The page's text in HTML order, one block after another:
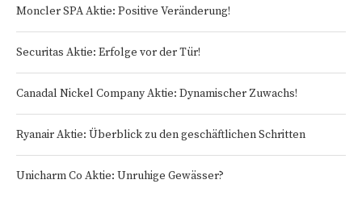
Moncler SPA Aktie: Positive Veränderung!
Securitas Aktie: Erfolge vor der Tür!
Canadal Nickel Company Aktie: Dynamischer Zuwachs!
Ryanair Aktie: Überblick zu den geschäftlichen Schritten
Unicharm Co Aktie: Unruhige Gewässer?